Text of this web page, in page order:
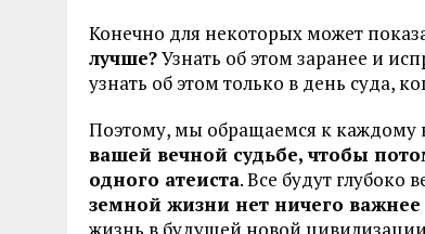
Конечно для некоторых может
лучше?Узнать об этом заранее и
узнать об этом только в день суда,
Поэтому, мы обращаемся к каждому
вашей вечной судьбе, чтобы
одного атеиста. Все будут
земной жизни нет ничего важнее
жизнь в будущей новой